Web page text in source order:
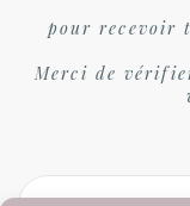
pour recevoir
Merci de